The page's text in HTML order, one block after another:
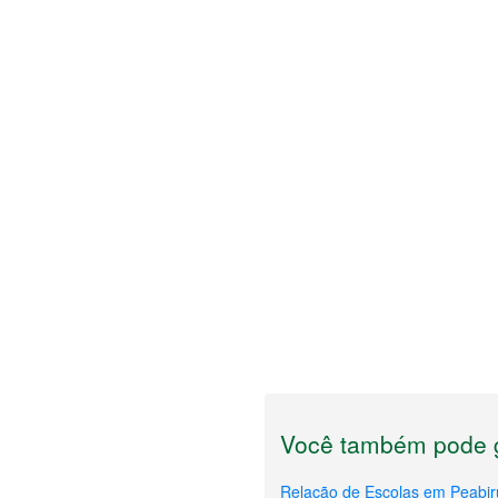
Você também pode
Relação de Escolas em